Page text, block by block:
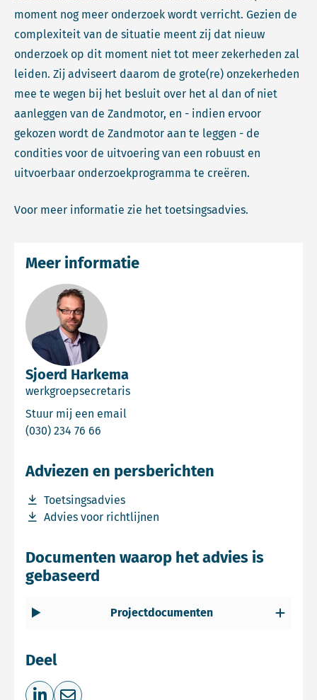
moment nog meer onderzoek wordt verricht. Gezien de
complexiteit van de situatie meent zij dat nieuw
onderzoek op dit moment niet tot meer zekerheden zal
leiden. Zij adviseert daarom de grote(re) onzekerheden
mee te wegen bij het besluit over het al dan of niet
aanleggen van de Zandmotor, en - indien ervoor
gekozen wordt de Zandmotor aan te leggen - de
condities voor de uitvoering van een robuust en
uitvoerbaar onderzoekprogramma te creëren.
Voor meer informatie zie het toetsingsadvies.
Sjoerd Harkema
werkgroepsecretaris
Stuur mij een email
(030) 234 76 66
Meer informatie
Adviezen en persberichten
Toetsingsadvies
Download bestand Toetsingsadvies
Advies voor richtlijnen
Download bestand Advies voor richtlijnen
Documenten waarop het advies is
gebaseerd
Projectdocumenten
Deel